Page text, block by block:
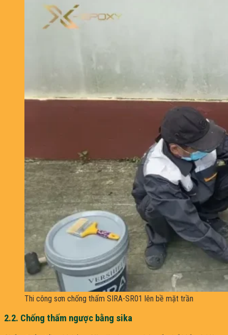
Thi công sơn chống thấm SIRA-SR01 lên bề mặt trần
2.2. Chống thấm ngược bằng sika